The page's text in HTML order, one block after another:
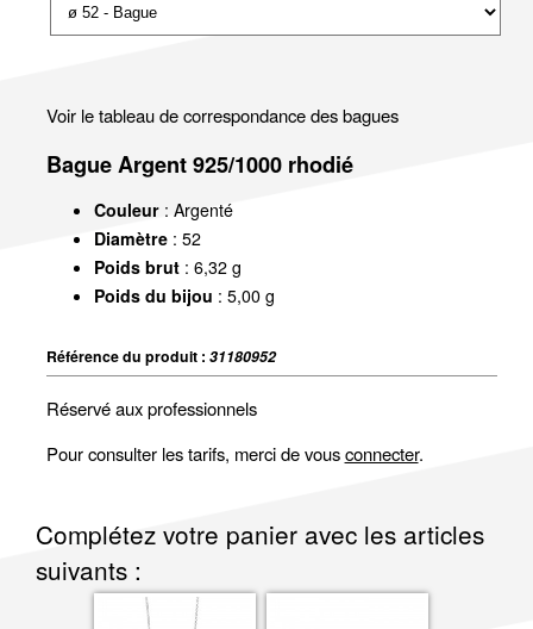
Voir le tableau de correspondance des bagues
Bague Argent 925/1000 rhodié
Couleur: Argenté
Diamètre: 52
Poids brut: 6,32 g
Poids du bijou : 5,00 g
Référence du produit : 31180952
Réservé aux professionnels
Pour consulter les tarifs, merci de vousconnecter.
Complétez votre panier avec les articles
suivants :